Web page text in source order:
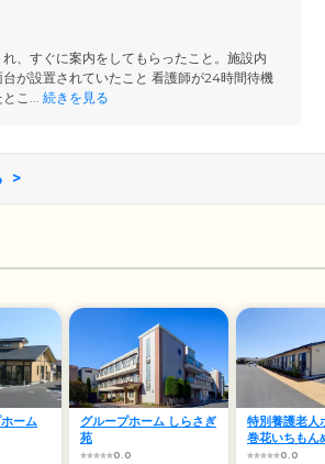
よる認知症の診断書、介護保険の要支
、すぐに案内をしてもらったこと。施設内
が設置されていたこと 看護師が24時間待機
こ... 続きを見る
ーム
グループホーム しらさぎ
苑
0.0
特別養護老
巻花いちもん
0.0